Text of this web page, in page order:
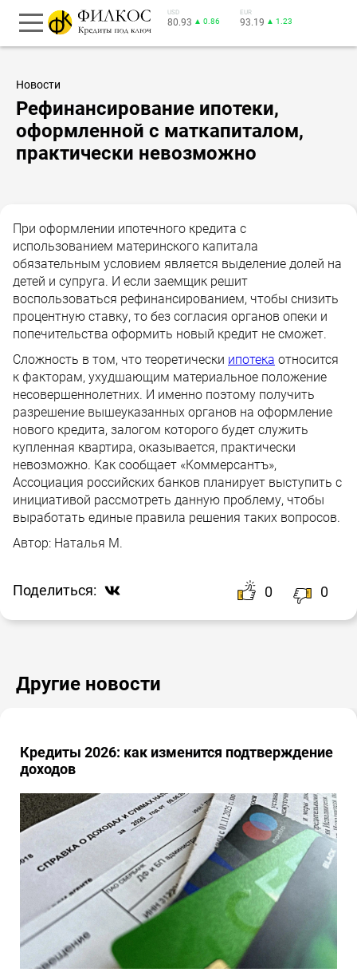
USD
80.93 ▲ 0.86
EUR
93.19 ▲ 1.23
Новости
Рефинансирование ипотеки,
оформленной с маткапиталом,
практически невозможно
При оформлении ипотечного кредита с
использованием материнского капитала
обязательным условием является выделение долей на
детей и супруга. И если заемщик решит
воспользоваться рефинансированием, чтобы снизить
процентную ставку, то без согласия органов опеки и
попечительства оформить новый кредит не сможет.
Сложность в том, что теоретически ипотека относится
к факторам, ухудшающим материальное положение
несовершеннолетних. И именно поэтому получить
разрешение вышеуказанных органов на оформление
нового кредита, залогом которого будет служить
купленная квартира, оказывается, практически
невозможно. Как сообщает «Коммерсантъ»,
Ассоциация российских банков планирует выступить с
инициативой рассмотреть данную проблему, чтобы
выработать единые правила решения таких вопросов.
Автор: Наталья М.
Поделиться: 0 0
Другие новости
Кредиты 2026: как изменится подтверждение
доходов